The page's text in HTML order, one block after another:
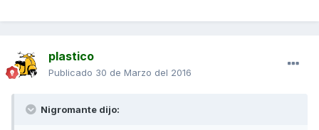
plastico
Publicado 30 de Marzo del 2016
Nigromante dijo: